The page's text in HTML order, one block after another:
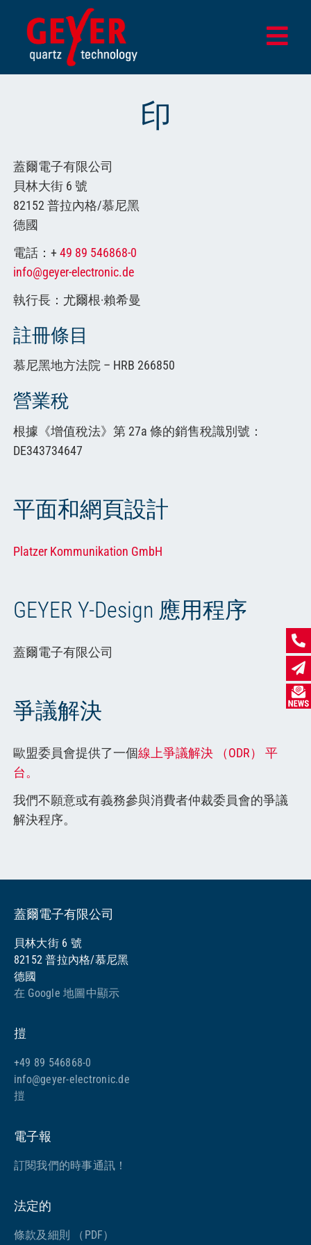
content
應用
企業
更新
商店
印
蓋爾電子有限公司
貝林大街 6 號
82152 普拉內格/慕尼黑
德國
電話：+49 89 546868-0
info@geyer-electronic.de
執行長：尤爾根·賴希曼
註冊條目
慕尼黑地方法院 – HRB 266850
營業稅
根據《增值稅法》第 27a 條的銷售稅識別號：
DE343734647
平面和網頁設計
Platzer Kommunikation GmbH
GEYER Y-Design 應用程序
蓋爾電子有限公司
爭議解決
歐盟委員會提供了一個線上爭議解決 （ODR） 平
台。
我們不願意或有義務參與消費者仲裁委員會的爭議
解決程序。
蓋爾電子有限公司
貝林大街 6 號
82152 普拉內格/慕尼黑
德國
在 Google 地圖中顯示
㨟
+49 89 546868-0
info@geyer-electronic.de
㨟
電子報
訂閱我們的時事通訊！
法定的
條款及細則 （PDF）